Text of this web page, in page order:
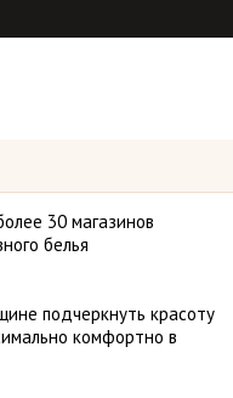
30 магазинов
белья
подчеркнуть красоту
комфортно в